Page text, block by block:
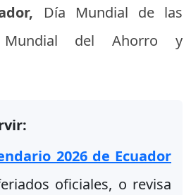
Día Mundial de las
Mundial del Ahorro y
2026 de Ecuador
oficiales, o revisa